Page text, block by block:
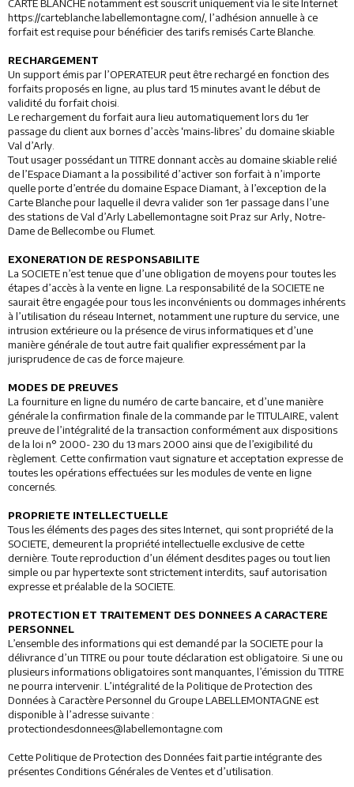
CARTE BLANCHE notamment est souscrit uniquement via le site Internet
https://carteblanche.labellemontagne.com/, l’adhésion annuelle à ce
forfait est requise pour bénéficier des tarifs remisés Carte Blanche.
RECHARGEMENT
Un support émis par l’OPERATEUR peut être rechargé en fonction des
forfaits proposés en ligne, au plus tard 15 minutes avant le début de
validité du forfait choisi.
Le rechargement du forfait aura lieu automatiquement lors du 1er
passage du client aux bornes d’accès ‘mains-libres’ du domaine skiable
Val d’Arly.
Tout usager possédant un TITRE donnant accès au domaine skiable relié
de l’Espace Diamant a la possibilité d’activer son forfait à n’importe
quelle porte d’entrée du domaine Espace Diamant, à l’exception de la
Carte Blanche pour laquelle il devra valider son 1er passage dans l’une
des stations de Val d’Arly Labellemontagne soit Praz sur Arly, Notre-
Dame de Bellecombe ou Flumet.
EXONERATION DE RESPONSABILITE
La SOCIETE n’est tenue que d’une obligation de moyens pour toutes les
étapes d’accès à la vente en ligne. La responsabilité de la SOCIETE ne
saurait être engagée pour tous les inconvénients ou dommages inhérents
à l’utilisation du réseau Internet, notamment une rupture du service, une
intrusion extérieure ou la présence de virus informatiques et d’une
manière générale de tout autre fait qualifier expressément par la
jurisprudence de cas de force majeure.
MODES DE PREUVES
La fourniture en ligne du numéro de carte bancaire, et d’une manière
générale la confirmation finale de la commande par le TITULAIRE, valent
preuve de l’intégralité de la transaction conformément aux dispositions
de la loi n° 2000- 230 du 13 mars 2000 ainsi que de l’exigibilité du
règlement. Cette confirmation vaut signature et acceptation expresse de
toutes les opérations effectuées sur les modules de vente en ligne
concernés.
PROPRIETE INTELLECTUELLE
Tous les éléments des pages des sites Internet, qui sont propriété de la
SOCIETE, demeurent la propriété intellectuelle exclusive de cette
dernière. Toute reproduction d’un élément desdites pages ou tout lien
simple ou par hypertexte sont strictement interdits, sauf autorisation
expresse et préalable de la SOCIETE.
PROTECTION ET TRAITEMENT DES DONNEES A CARACTERE
PERSONNEL
L’ensemble des informations qui est demandé par la SOCIETE pour la
délivrance d’un TITRE ou pour toute déclaration est obligatoire. Si une ou
plusieurs informations obligatoires sont manquantes, l’émission du TITRE
ne pourra intervenir. L’intégralité de la Politique de Protection des
Données à Caractère Personnel du Groupe LABELLEMONTAGNE est
disponible à l’adresse suivante :
protectiondesdonnees@labellemontagne.com
Cette Politique de Protection des Données fait partie intégrante des
présentes Conditions Générales de Ventes et d’utilisation.